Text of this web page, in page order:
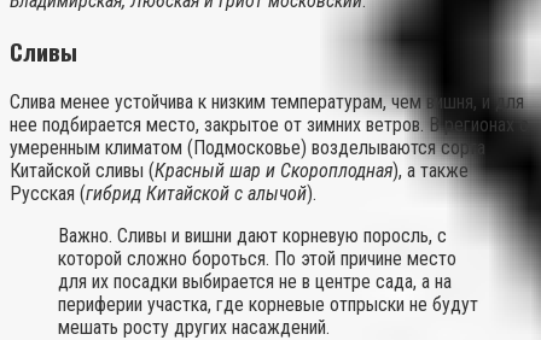
Сливы
Слива менее устойчива к низким температурам, чем вишня, и для
нее подбирается место, закрытое от зимних ветров. В регионах с
умеренным климатом (Подмосковье) возделываются сорта
Китайской сливы (Красный шар и Скороплодная), а также
Русская (гибрид Китайской с алычой).
Важно. Сливы и вишни дают корневую поросль, с
которой сложно бороться. По этой причине место
для их посадки выбирается не в центре сада, а на
периферии участка, где корневые отпрыски не будут
мешать росту других насаждений.